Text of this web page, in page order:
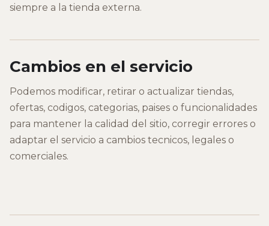
siempre a la tienda externa.
Cambios en el servicio
Podemos modificar, retirar o actualizar tiendas,
ofertas, codigos, categorias, paises o funcionalidades
para mantener la calidad del sitio, corregir errores o
adaptar el servicio a cambios tecnicos, legales o
comerciales.